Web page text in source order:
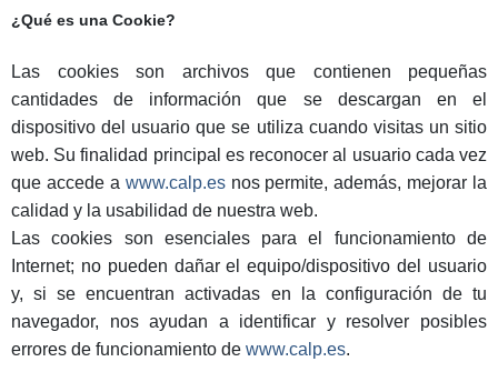
¿Qué es una Cookie?
Las cookies son archivos que contienen pequeñas
cantidades de información que se descargan en el
dispositivo del usuario que se utiliza cuando visitas un sitio
web. Su finalidad principal es reconocer al usuario cada vez
que accede a www.calp.esnos permite, además, mejorar la
calidad y la usabilidad de nuestra web.
Las cookies son esenciales para el funcionamiento de
Internet; no pueden dañar el equipo/dispositivo del usuario
y, si se encuentran activadas en la configuración de tu
navegador, nos ayudan a identificar y resolver posibles
errores de funcionamiento de www.calp.es.